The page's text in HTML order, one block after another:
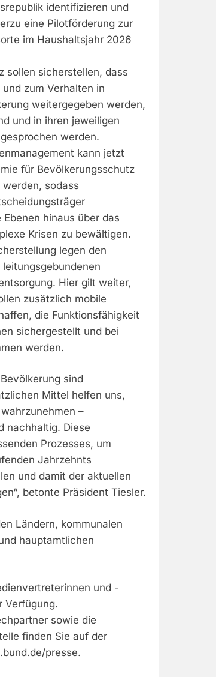
identifizieren und
eine Pilotförderung zur
im Haushaltsjahr 2026
sollen sicherstellen, dass
zum Verhalten in
weitergegeben werden,
und in ihren jeweiligen
werden.
kann jetzt
für Bevölkerungsschutz
sodass
hinaus über das
Krisen zu bewältigen.
legen den
Hier gilt weiter,
zusätzlich mobile
die Funktionsfähigkeit
sichergestellt und bei
werden.
sind
Mittel helfen uns,
–
nachhaltig. Diese
Prozesses, um
Jahrzehnts
und damit der aktuellen
betonte Präsident Tiesler.
Ländern, kommunalen
hauptamtlichen
und -
Verfügung.
sowie die
finden Sie auf der
presse.